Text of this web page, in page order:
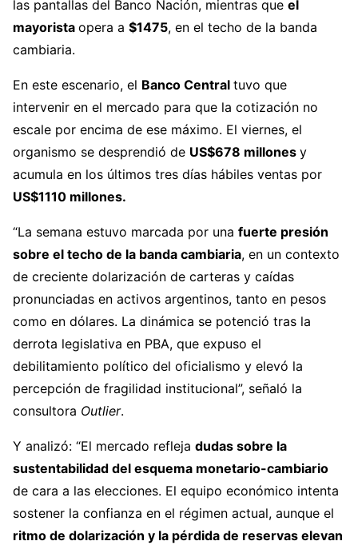
las pantallas del Banco Nación, mientras que el
mayorista opera a $1475, en el techo de la banda
cambiaria.
En este escenario, el Banco Central tuvo que
intervenir en el mercado para que la cotización no
escale por encima de ese máximo. El viernes, el
organismo se desprendió de US$678 millones y
acumula en los últimos tres días hábiles ventas por
US$1110 millones.
“La semana estuvo marcada por una fuerte presión
sobre el techo de la banda cambiaria, en un contexto
de creciente dolarización de carteras y caídas
pronunciadas en activos argentinos, tanto en pesos
como en dólares. La dinámica se potenció tras la
derrota legislativa en PBA, que expuso el
debilitamiento político del oficialismo y elevó la
percepción de fragilidad institucional”, señaló la
consultora Outlier.
Y analizó: “El mercado refleja dudas sobre la
sustentabilidad del esquema monetario-cambiario
de cara a las elecciones. El equipo económico intenta
sostener la confianza en el régimen actual, aunque el
ritmo de dolarización y la pérdida de reservas elevan